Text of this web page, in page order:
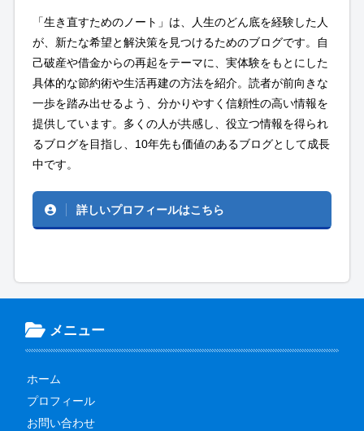
「生き直すためのノート」は、人生のどん底を経験した人
が、新たな希望と解決策を見つけるためのブログです。自
己破産や借金からの再起をテーマに、実体験をもとにした
具体的な節約術や生活再建の方法を紹介。読者が前向きな
一歩を踏み出せるよう、分かりやすく信頼性の高い情報を
提供しています。多くの人が共感し、役立つ情報を得られ
るブログを目指し、10年先も価値のあるブログとして成長
中です。
詳しいプロフィールはこちら
メニュー
ホーム
プロフィール
お問い合わせ